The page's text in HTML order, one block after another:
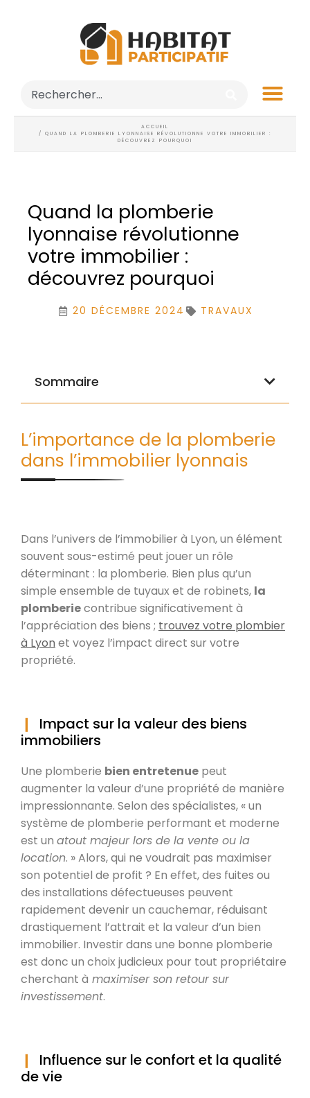
ACCUEIL
/ QUAND LA PLOMBERIE LYONNAISE RÉVOLUTIONNE VOTRE IMMOBILIER :
DÉCOUVREZ POURQUOI
Quand la plomberie
lyonnaise révolutionne
votre immobilier :
découvrez pourquoi
20 DÉCEMBRE 2024 TRAVAUX
Sommaire
L’importance de la plomberie
dans l’immobilier lyonnais
Dans l’univers de l’immobilier à Lyon, un élément
souvent sous-estimé peut jouer un rôle
déterminant : la plomberie. Bien plus qu’un
simple ensemble de tuyaux et de robinets, la
plomberiecontribue significativement à
l’appréciation des biens ; trouvez votre plombier
à Lyon et voyez l’impact direct sur votre
propriété.
Impact sur la valeur des biens
immobiliers
Une plomberie bien entretenue peut
augmenter la valeur d’une propriété de manière
impressionnante. Selon des spécialistes, « un
système de plomberie performant et moderne
est un atout majeur lors de la vente ou la
location. » Alors, qui ne voudrait pas maximiser
son potentiel de profit ? En effet, des fuites ou
des installations défectueuses peuvent
rapidement devenir un cauchemar, réduisant
drastiquement l’attrait et la valeur d’un bien
immobilier. Investir dans une bonne plomberie
est donc un choix judicieux pour tout propriétaire
cherchant à maximiser son retour sur
investissement.
Influence sur le confort et la qualité
de vie